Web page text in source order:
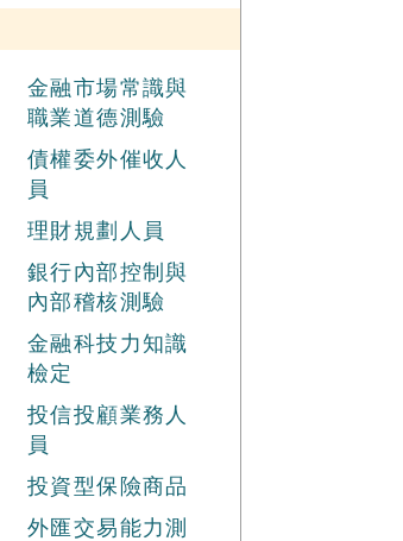
金融市場常識與
職業道德測驗
債權委外催收人
員
理財規劃人員
銀行內部控制與
內部稽核測驗
金融科技力知識
檢定
投信投顧業務人
員
投資型保險商品
外匯交易能力測